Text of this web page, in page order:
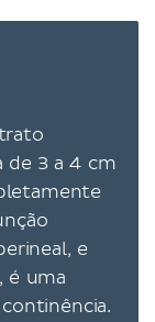
de 3 a 4 cm
e
é uma